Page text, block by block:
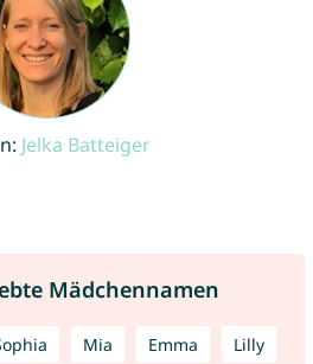
Jelka Batteiger
Mädchennamen
Mia Emma Lilly